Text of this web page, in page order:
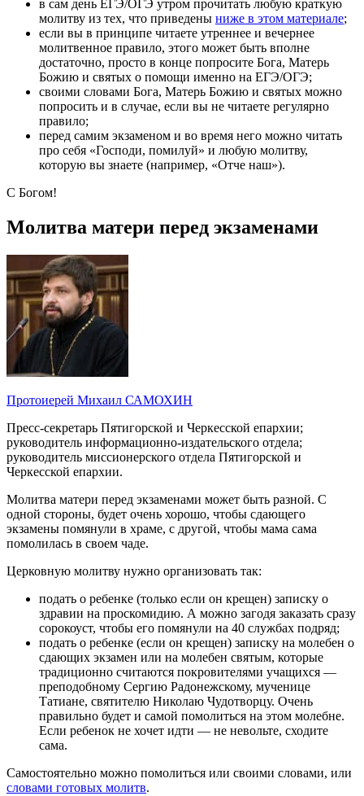
в сам день ЕГЭ/ОГЭ утром прочитать любую краткую
молитву из тех, что приведены ниже в этом материале;
если вы в принципе читаете утреннее и вечернее
молитвенное правило, этого может быть вполне
достаточно, просто в конце попросите Бога, Матерь
Божию и святых о помощи именно на ЕГЭ/ОГЭ;
своими словами Бога, Матерь Божию и святых можно
попросить и в случае, если вы не читаете регулярно
правило;
перед самим экзаменом и во время него можно читать
про себя «Господи, помилуй» и любую молитву,
которую вы знаете (например, «Отче наш»).
С Богом!
Молитва матери перед экзаменами
Протоиерей Михаил САМОХИН
Пресс-секретарь Пятигорской и Черкесской епархии;
руководитель информационно-издательского отдела;
руководитель миссионерского отдела Пятигорской и
Черкесской епархии.
Молитва матери перед экзаменами может быть разной. С
одной стороны, будет очень хорошо, чтобы сдающего
экзамены помянули в храме, с другой, чтобы мама сама
помолилась в своем чаде.
Церковную молитву нужно организовать так:
подать о ребенке (только если он крещен) записку о
здравии на проскомидию. А можно загодя заказать сразу
сорокоуст, чтобы его помянули на 40 службах подряд;
подать о ребенке (если он крещен) записку на молебен о
сдающих экзамен или на молебен святым, которые
традиционно считаются покровителями учащихся —
преподобному Сергию Радонежскому, мученице
Татиане, святителю Николаю Чудотворцу. Очень
правильно будет и самой помолиться на этом молебне.
Если ребенок не хочет идти — не невольте, сходите
сама.
Самостоятельно можно помолиться или своими словами, или
словами готовых молитв.